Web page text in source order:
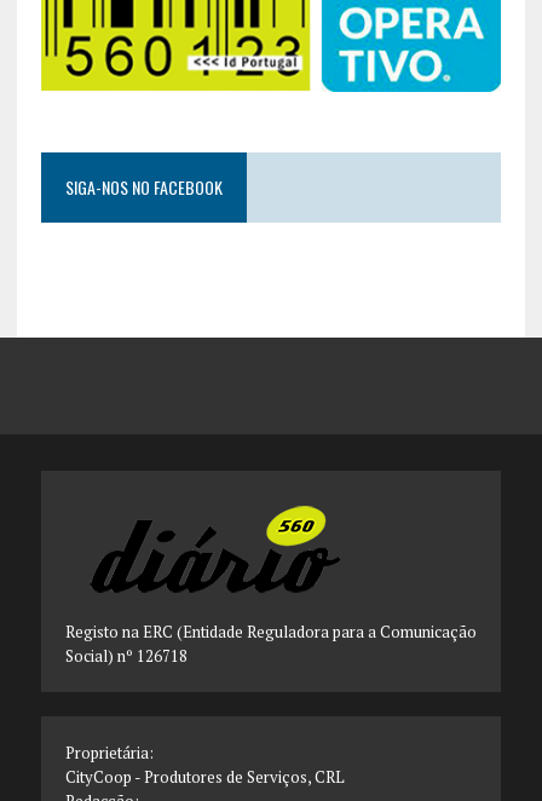
SIGA-NOS NO FACEBOOK
Registo na ERC (Entidade Reguladora para a Comunicação
Social) nº 126718
Proprietária:
CityCoop - Produtores de Serviços, CRL